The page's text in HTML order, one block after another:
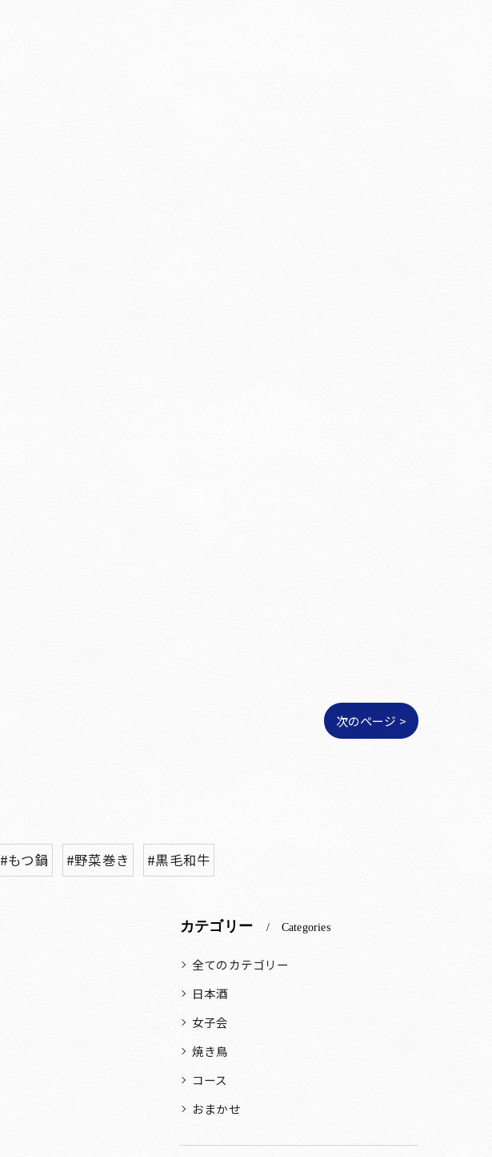
次のページ >
#もつ鍋 #野菜巻き #黒毛和牛
カテゴリー Categories
全てのカテゴリー
日本酒
女子会
焼き鳥
コース
おまかせ